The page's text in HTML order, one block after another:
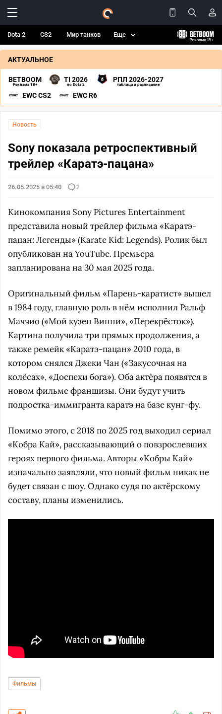
Dota 2 CS2 Мир танков Еще
АКТУАЛЬНОЕ
BETBOOM
Реклама 18+
TI 2026
по Dota 2
РПЛ 2026-2027
таблица и расписание
EWC CS2 EWC R6
Новость
Sony показала ретроспективный
трейлер «Каратэ-пацана»
26.05.2025 в 05:40 2
Кинокомпания Sony Pictures Entertainment
представила новый трейлер фильма «Каратэ-
пацан: Легенды» (Karate Kid: Legends). Ролик был
опубликован на YouTube. Премьера
запланирована на 30 мая 2025 года.
Оригинальный фильм «Парень-каратист» вышел
в 1984 году, главную роль в нём исполнил Ральф
Маччио («Мой кузен Винни», «Перекрёсток»).
Картина получила три прямых продолжения, а
также ремейк «Каратэ-пацан» 2010 года, в
котором снялся Джеки Чан («Закусочная на
колёсах», «Доспехи бога»). Оба актёра появятся в
новом фильме франшизы. Они будут учить
подростка-иммигранта каратэ на базе кунг-фу.
Помимо этого, с 2018 по 2025 год выходил сериал
«Кобра Кай», рассказывающий о повзрослевших
героях первого фильма. Авторы «Кобры Кай»
изначально заявляли, что новый фильм никак не
будет связан с шоу. Однако судя по актёрскому
составу, планы изменились.
Фильмы